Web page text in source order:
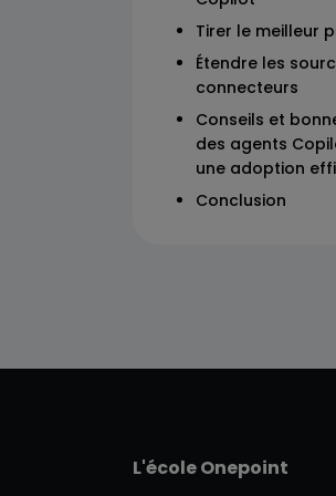
Tirer le meilleur
Étendre les
connecteurs
Conseils et
des agents
une adoption
Conclusion
L'école Onepoint